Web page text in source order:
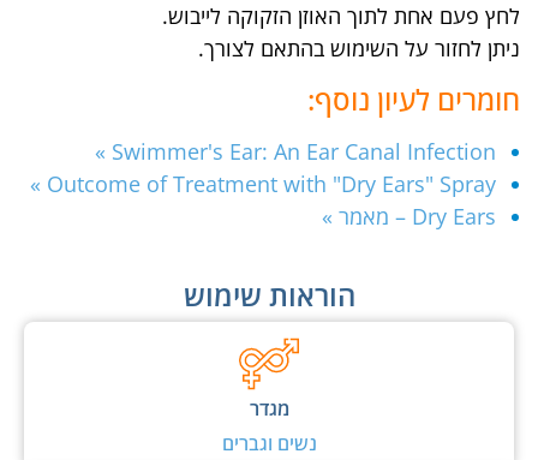
לחץ פעם אחת לתוך האוזן הזקוקה לייבוש.
ניתן לחזור על השימוש בהתאם לצורך.
חומרים לעיון נוסף:
Swimmer's Ear: An Ear Canal Infection »
Outcome of Treatment with "Dry Ears" Spray »
Dry Ears – מאמר »
הוראות שימוש
מגדר
נשים וגברים